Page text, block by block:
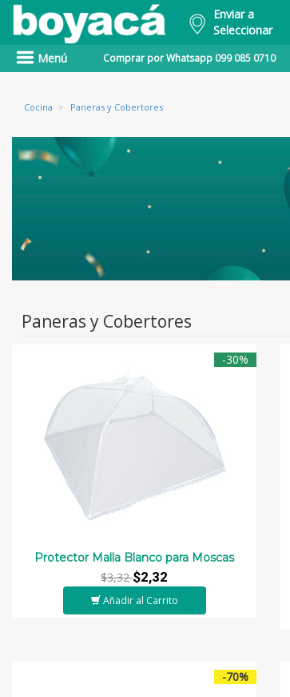
Enviar a
Seleccionar
Menú Comprar por Whatsapp 099 085 0710
Cocina > Paneras y Cobertores
Paneras y Cobertores
-30%
Protector Malla Blanco para Moscas
$3,32$2,32
Añadir al Carrito
-70%